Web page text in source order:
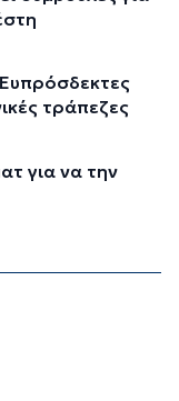
τράπεζες
για να την